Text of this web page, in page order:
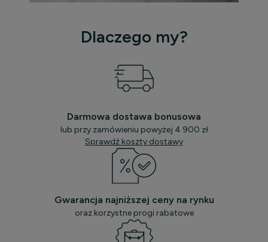
Dlaczego my?
Darmowa dostawa bonusowa
lub przy zamówieniu powyżej 4 900 zł
Sprawdź koszty dostawy
Gwarancja najniższej ceny na rynku
oraz korzystne progi rabatowe